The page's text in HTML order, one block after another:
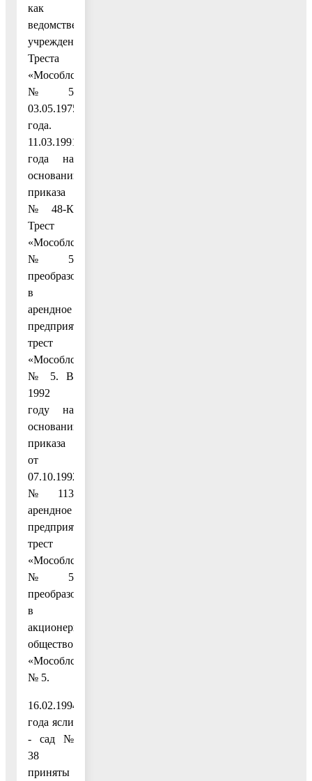
как
ведомственное
учреждение
Треста
«Мособлстрой»
№ 5
03.05.1975
года.
11.03.1991
года на
основании
приказа
№ 48-К
Трест
«Мособлстрой»
№ 5
преобразовано
в
арендное
предприятие
трест
«Мособлстрой»
№ 5. В
1992
году на
основании
приказа
от
07.10.1992
№ 113
арендное
предприятие
трест
«Мособлстрой»
№ 5
преобразовано
в
акционерное
общество
«Мособлстрой»
№ 5.
16.02.1994
года ясли
- сад №
38
приняты